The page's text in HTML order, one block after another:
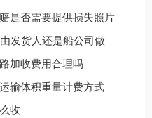
是否需要提供损失照片
发货人还是船公司做
加收费用合理吗
输体积重量计费方式
收